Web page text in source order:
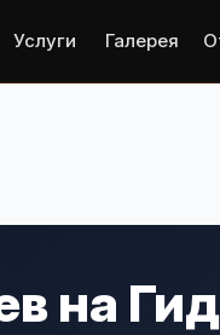
Услуги Галерея
на